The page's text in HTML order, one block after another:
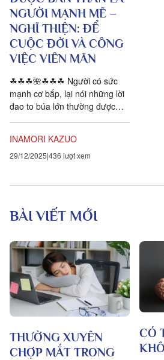
NGƯỜI MẠNH MẼ –
NGHĨ THIỆN: ĐỂ
CUỘC ĐỜI VÀ CÔNG
VIỆC VIÊN MÃN
☘☘☘🌺☘☘☘ Người có sức
mạnh cơ bắp, lại nói những lời
đao to búa lớn thường được
khi...
INAMORI KAZUO
29/12/2025 436 lượt xem
BÀI VIẾT MỚI
THƯỜNG XUYÊN
CHỢP MẮT TRONG
CÓ